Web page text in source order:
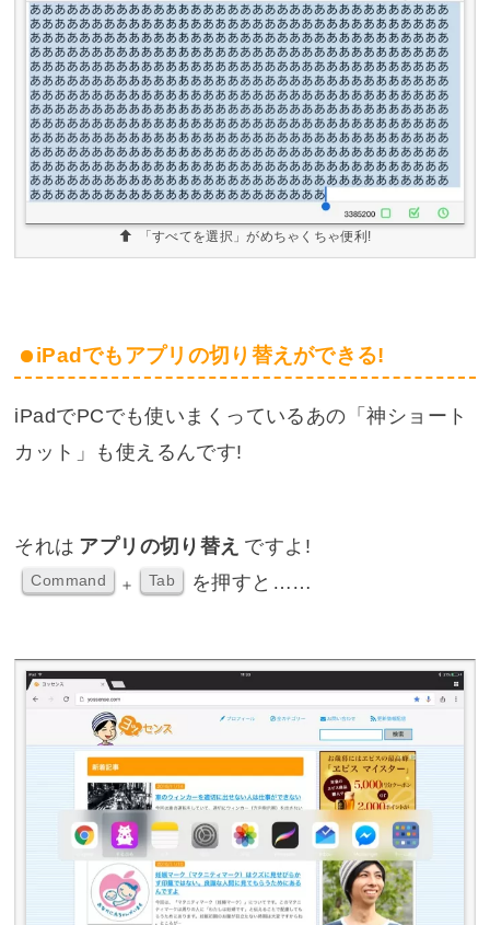
「すべてを選択」がめちゃくちゃ便利!
iPadでもアプリの切り替えができる!
iPadでPCでも使いまくっているあの「神ショート
カット」も使えるんです!
それは アプリの切り替え ですよ!
Command ＋ Tab を押すと……